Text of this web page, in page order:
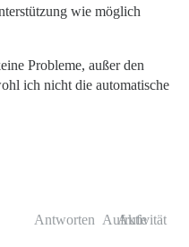
wie möglich
Probleme, außer den
ich nicht die automatische
Antworten Aufrufe
Aktivität